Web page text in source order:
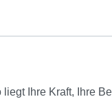
Ihre Kraft, Ihre